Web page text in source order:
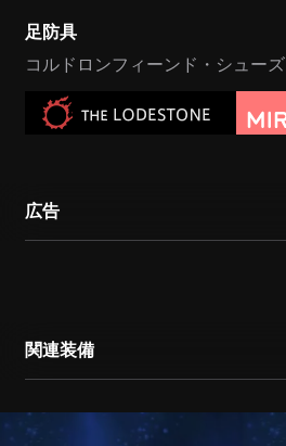
足防具
コルドロンフィーンド・シューズ
広告
関連装備